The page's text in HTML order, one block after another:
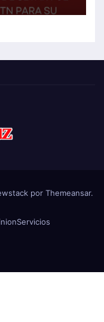
por Themeansar.
Servicios